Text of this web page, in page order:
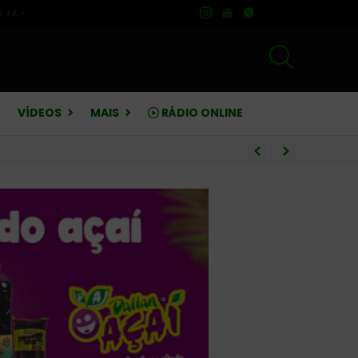
VÍDEOS MAIS RÁDIO ONLINE
críticas sobre finanças
e pedagógico infantil